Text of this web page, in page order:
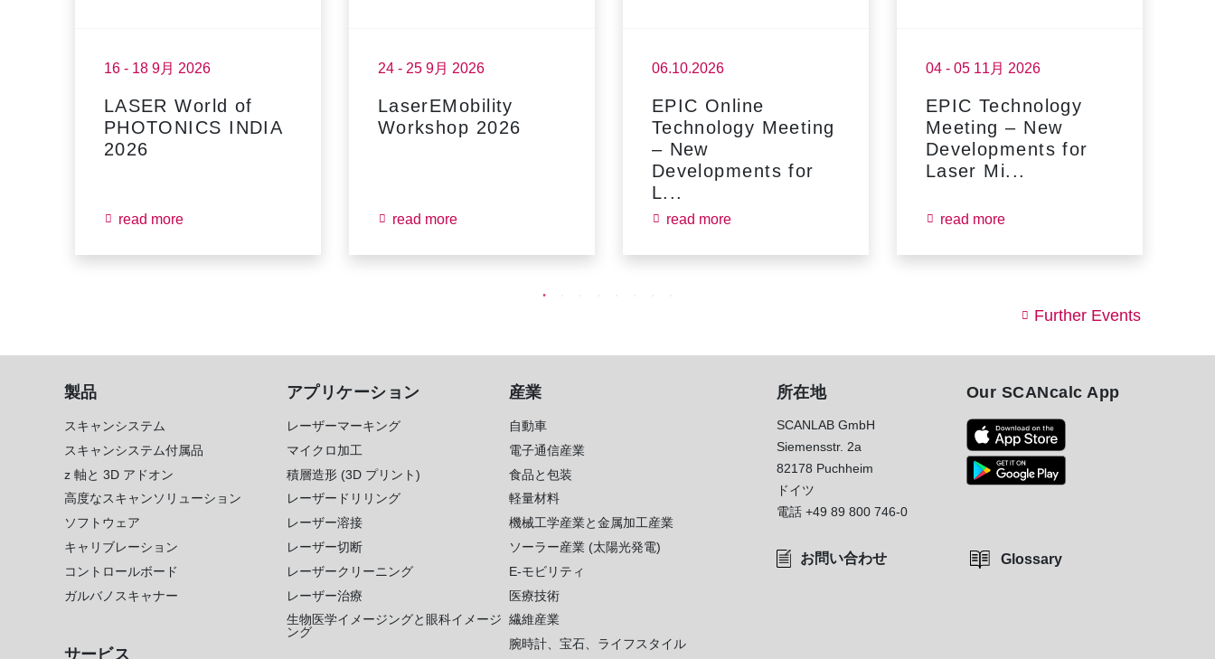
16 - 18 9月 2026
LASER World of
PHOTONICS INDIA
2026
read more
24 - 25 9月 2026
LaserEMobility
Workshop 2026
read more
06.10.2026
EPIC Online
Technology Meeting
– New
Developments for
L...
read more
04 - 05 11月 2026
EPIC Technology
Meeting – New
Developments for
Laser Mi...
read more
Further Events
製品
スキャンシステム
スキャンシステム付属品
z 軸と 3D アドオン
高度なスキャンソリューション
ソフトウェア
キャリブレーション
コントロールボード
ガルバノスキャナー
サービス
アプリケーション
レーザーマーキング
マイクロ加工
積層造形 (3D プリント)
レーザードリリング
レーザー溶接
レーザー切断
レーザークリーニング
レーザー治療
生物医学イメージングと眼科イメージ
ング
産業
自動車
電子通信産業
食品と包装
軽量材料
機械工学産業と金属加工産業
ソーラー産業 (太陽光発電)
E-モビリティ
医療技術
繊維産業
腕時計、宝石、ライフスタイル
所在地
SCANLAB GmbH
Siemensstr. 2a
82178 Puchheim
ドイツ
電話 +49 89 800 746-0
お問い合わせ
Our SCANcalc App
Glossary